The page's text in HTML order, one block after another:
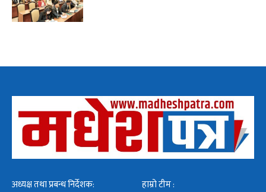
अध्यक्ष तथा प्रबन्ध निर्देशक: हाम्रो टीम :